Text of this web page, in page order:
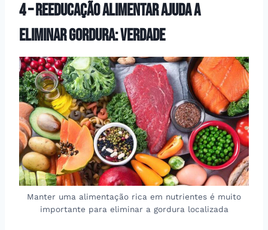
4 –reeducação alimentar ajuda a
eliminar gordura: verdade
Manter uma alimentação rica em nutrientes é muito
importante para eliminar a gordura localizada